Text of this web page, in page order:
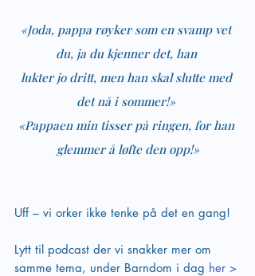
«Joda, pappa røyker som en svamp vet
du, ja du kjenner det, han
lukter jo dritt, men han skal slutte med
det nå i sommer!»
«Pappaen min tisser på ringen, for han
glemmer å løfte den opp!»
Uff – vi orker ikke tenke på det en gang!
Lytt til podcast der vi snakker mer om
samme tema, under Barndom i dag her >